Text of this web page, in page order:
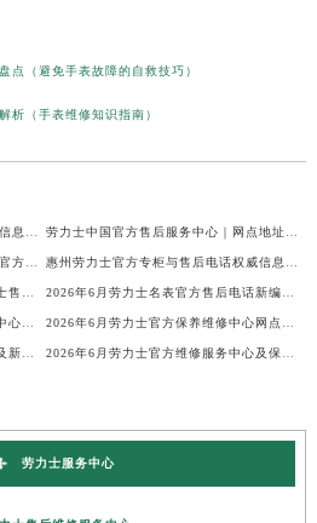
点（避免手表故障的自救技巧）
析（手表维修知识指南）
劳力士服务中心